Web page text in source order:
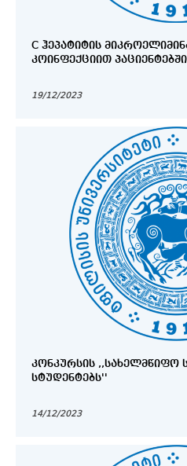
C ᲰᲔᲞᲐᲢᲘᲢᲘᲡ
ᲙᲝᲘᲜᲤᲔᲥᲪᲘᲘᲗ
19/12/2023
ᲙᲝᲜᲙᲣᲠᲡᲘᲡ ,,ᲡᲐᲮᲔᲚᲛᲬᲘᲤᲝ
ᲡᲢᲣᲓᲔᲜᲢᲔᲑᲡ''
14/12/2023